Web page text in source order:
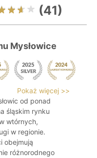
(41)
Mysłowice
Pokaż więcej >>
od ponad
śląskim rynku
wtórnych,
w regionie.
obejmują
różnorodnego